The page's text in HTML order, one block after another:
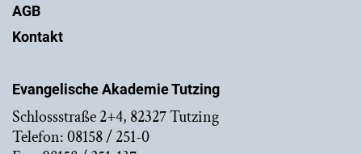
Evangelische Akademie Tutzing
Schlossstraße 2+4, 82327 Tutzing
Telefon: 08158 / 251-0
AGB
Kontakt